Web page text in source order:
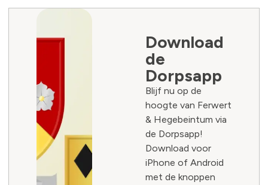
Download
de
Dorpsapp
Blijf nu op de
hoogte van Ferwert
& Hegebeintum via
de Dorpsapp!
Download voor
iPhone of Android
met de knoppen